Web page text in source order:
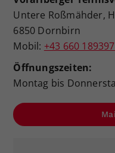
Untere Roßmähder,
6850 Dornbirn
Mobil: +43 660
Öffnungszeiten:
Montag bis